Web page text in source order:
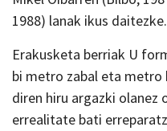
1988) lanak ikus daitezke.
Erakusketa berriak U
bi metro zabal eta
diren hiru argazki olanez
errealitate bati